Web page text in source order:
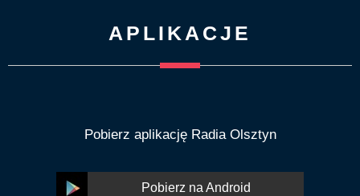
APLIKACJE
Pobierz aplikację Radia Olsztyn
Pobierz na Android